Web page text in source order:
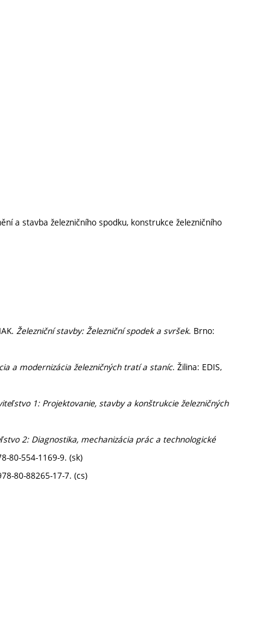
a stavba železničního spodku, konstrukce železničního
Železniční stavby: Železniční spodek a svršek. Brno:
a modernizácia železničných tratí a staníc. Žilina: EDIS,
1: Projektovanie, stavby a konštrukcie železničných
2: Diagnostika, mechanizácia prác a technologické
80-554-1169-9. (sk)
80-88265-17-7. (cs)